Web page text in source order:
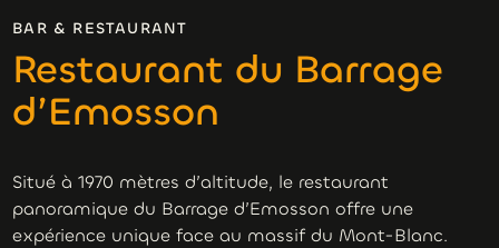
BAR & RESTAURANT
Restaurant du Barrage
d’Emosson
Situé à 1970 mètres d’altitude, le restaurant
panoramique du Barrage d’Emosson offre une
expérience unique face au massif du Mont-Blanc.